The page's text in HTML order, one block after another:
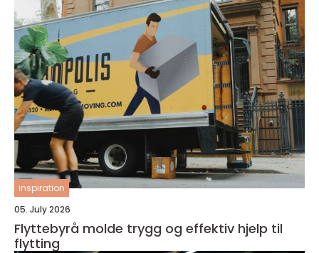
inspiration
05. July 2026
Flyttebyrå molde trygg og effektiv hjelp til
flytting